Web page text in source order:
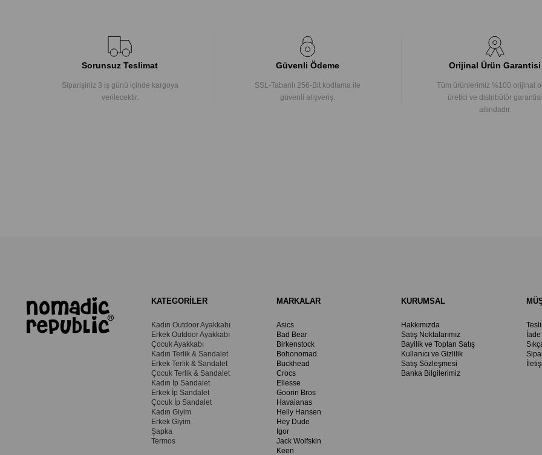
Sorunsuz Teslimat
Siparişiniz 3 iş günü içinde kargoya
verilecektir.
Güvenli Ödeme
SSL-Tabanlı 256-Bit kodlama ile
güvenli alışveriş.
Orijinal Ürün Garantisi
Tüm ürünlerimiz %100 orijinal
üretici ve distribütör garantisi
altındadır.
KATEGORİLER
Kadın Outdoor Ayakkabı
Erkek Outdoor Ayakkabı
Çocuk Ayakkabı
Kadın Terlik & Sandalet
Erkek Terlik & Sandalet
Çocuk Terlik & Sandalet
Kadın İp Sandalet
Erkek İp Sandalet
Çocuk İp Sandalet
Kadın Giyim
Erkek Giyim
Şapka
Termos
MARKALAR
Asics
Bad Bear
Birkenstock
Bohonomad
Buckhead
Crocs
Ellesse
Goorin Bros
Havaianas
Helly Hansen
Hey Dude
Igor
Jack Wolfskin
Keen
KURUMSAL
Hakkımızda
Satış Noktalarımız
Bayilik ve Toptan Satış
Kullanıcı ve Gizlilik
Satış Sözleşmesi
Banka Bilgilerimiz